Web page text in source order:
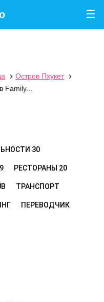
☰
 Остров Пхукет

Family...
30
РЕСТОРАНЫ 20
ТРАНСПОРТ
ПЕРЕВОДЧИК